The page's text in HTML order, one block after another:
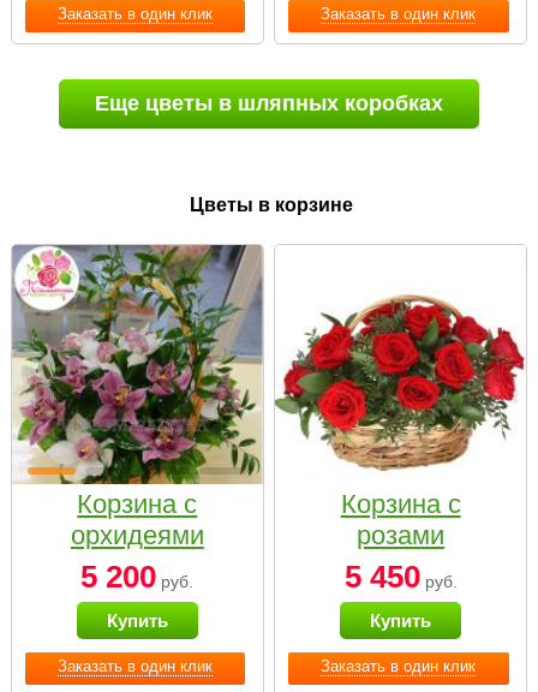
Заказать в один клик Заказать в один клик
Еще цветы в шляпных коробках
Цветы в корзине
Заказать в один клик
Корзина с
орхидеями
малая
5 200 руб.
Купить
Заказать в один клик
Корзина с
розами
«Красный
Париж»
5 450руб.
Купить